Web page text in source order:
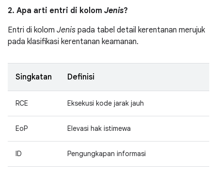
2. Apa arti entri di kolom Jenis?
Entri di kolom Jenis pada tabel detail kerentanan merujuk
pada klasifikasi kerentanan keamanan.
Singkatan Definisi
RCE Eksekusi kode jarak jauh
EoP Elevasi hak istimewa
ID Pengungkapan informasi